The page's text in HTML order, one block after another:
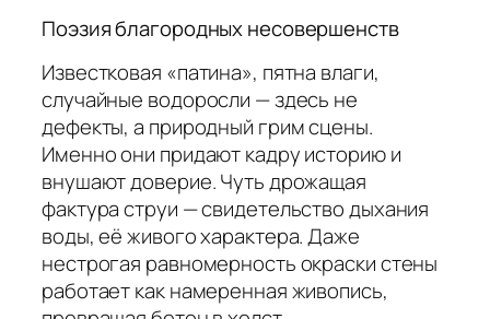
Поэзия благородных несовершенств
Известковая «патина», пятна влаги,
случайные водоросли — здесь не
дефекты, а природный грим сцены.
Именно они придают кадру историю и
внушают доверие. Чуть дрожащая
фактура струи — свидетельство дыхания
воды, её живого характера. Даже
нестрогая равномерность окраски стены
работает как намеренная живопись,